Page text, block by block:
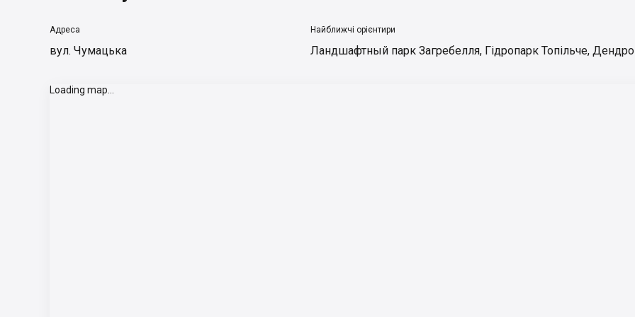
Адреса
вул. Чумацька
Найближчі орієнтири
Ландшафтный парк Загребелля, Гідропарк Топільче,
Loading map...